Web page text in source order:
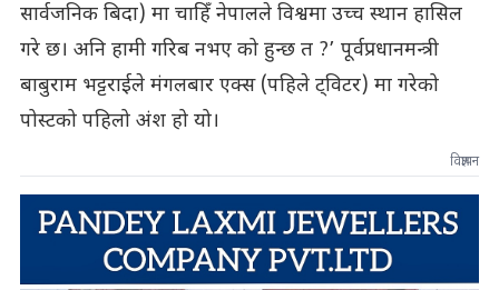
सार्वजनिक बिदा) मा चाहिँ नेपालले विश्वमा उच्च स्थान हासिल
गरे छ। अनि हामी गरिब नभए को हुन्छ त ?’ पूर्वप्रधानमन्त्री
बाबुराम भट्टराईले मंगलबार एक्स (पहिले ट्विटर) मा गरेको
पोस्टको पहिलो अंश हो यो।
विज्ञापन